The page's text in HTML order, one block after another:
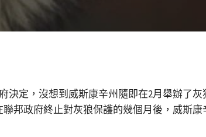
決定，沒想到威斯康辛州隨即在2月舉辦了
邦政府終止對灰狼保護的幾個月後，威斯